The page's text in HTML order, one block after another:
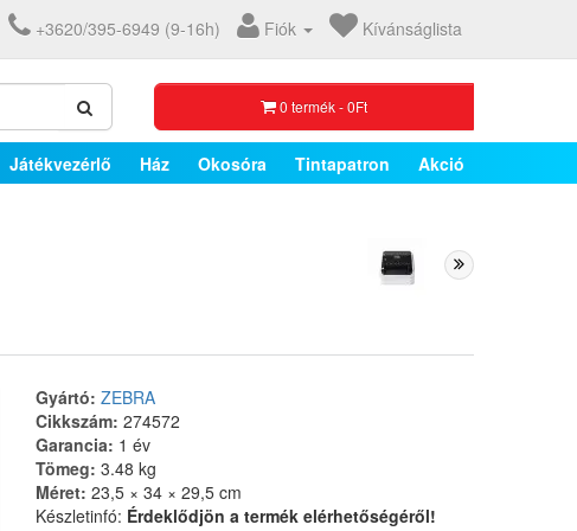
+3620/395-6949 (9-16h) Fiók Kívánságlista
0 termék - 0Ft
Játékvezérlő Ház Okosóra Tintapatron Akció
Gyártó: ZEBRA
Cikkszám: 274572
Garancia: 1 év
Tömeg: 3.48 kg
Méret: 23,5 × 34 × 29,5 cm
Készletinfó: Érdeklődjön a termék elérhetőségéről!